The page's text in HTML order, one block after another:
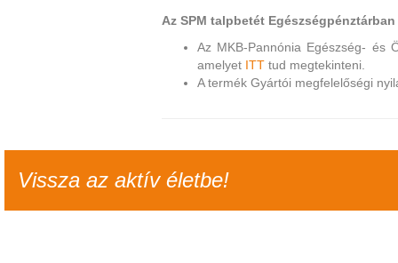
Az SPM talpbetét
Az MKB-Pannónia Egészség- és
amelyet ITT tud megtekinteni.
A termék Gyártói megfelelőségi
Vissza az aktív életbe!